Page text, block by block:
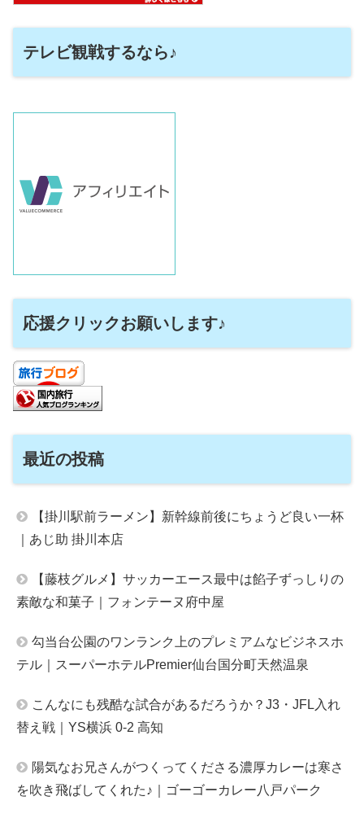
テレビ観戦するなら♪
応援クリックお願いします♪
最近の投稿
【掛川駅前ラーメン】新幹線前後にちょうど良い一杯
｜あじ助 掛川本店
【藤枝グルメ】サッカーエース最中は餡子ずっしりの
素敵な和菓子｜フォンテーヌ府中屋
勾当台公園のワンランク上のプレミアムなビジネスホ
テル｜スーパーホテルPremier仙台国分町天然温泉
こんなにも残酷な試合があるだろうか？J3・JFL入れ
替え戦｜YS横浜 0-2 高知
陽気なお兄さんがつくってくださる濃厚カレーは寒さ
を吹き飛ばしてくれた♪｜ゴーゴーカレー八戸パーク